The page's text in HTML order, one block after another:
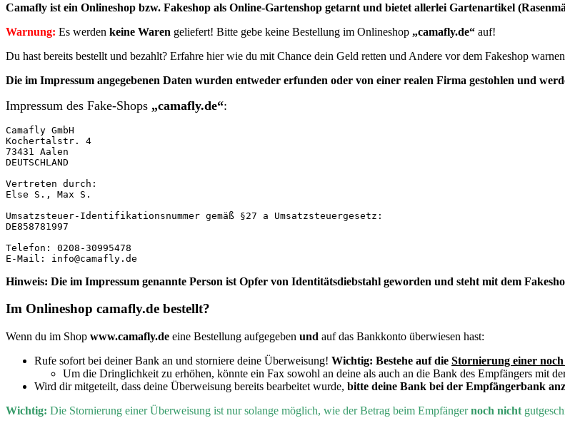
Camafly ist ein Onlineshop bzw. Fakeshop als Online-Gartenshop getarnt und bietet allerlei Gartenartikel
Warnung: Es werden keine Waren geliefert! Bitte gebe keine Bestellung im Onlineshop „camafly.de“ auf!
Du hast bereits bestellt und bezahlt? Erfahre hier wie du mit Chance dein Geld retten und Andere vor dem Fakeshop
Die im Impressum angegebenen Daten wurden entweder erfunden oder von einer realen Firma gestohlen und
Impressum des Fake-Shops „camafly.de“:
Camafly GmbH
Kochertalstr. 4
73431 Aalen
DEUTSCHLAND
Vertreten durch:
Else S., Max S.
Umsatzsteuer-Identifikationsnummer gemäß §27 a Umsatzsteuergesetz:
DE858781997
Telefon: 0208-30995478
E-Mail: info@camafly.de
Hinweis: Die im Impressum genannte Person ist Opfer von Identitätsdiebstahl geworden und steht mit dem
Im Onlineshop camafly.de bestellt?
Wenn du im Shop www.camafly.de eine Bestellung aufgegeben und auf das Bankkonto überwiesen hast:
Rufe sofort bei deiner Bank an und storniere deine Überweisung! Wichtig: Bestehe auf die Stornierung einer
Um die Dringlichkeit zu erhöhen, könnte ein Fax sowohl an deine als auch an die Bank des Empfängers mit
Wird dir mitgeteilt, dass deine Überweisung bereits bearbeitet wurde, bitte deine Bank bei der Empfängerbank
Wichtig: Die Stornierung einer Überweisung ist nur solange möglich, wie der Betrag beim Empfängernoch nicht